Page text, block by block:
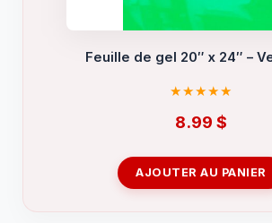
Feuille de gel 20″ x 24″ –
8.99 $
AJOUTER AU PANIER